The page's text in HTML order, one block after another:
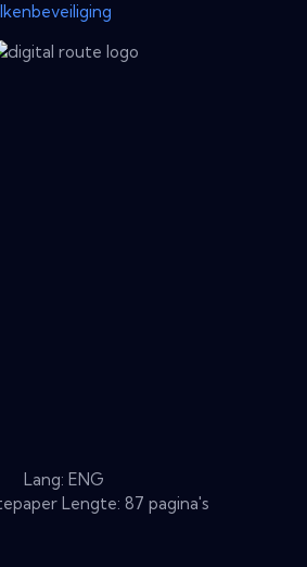
Lang: ENG
Lengte: 87 pagina's